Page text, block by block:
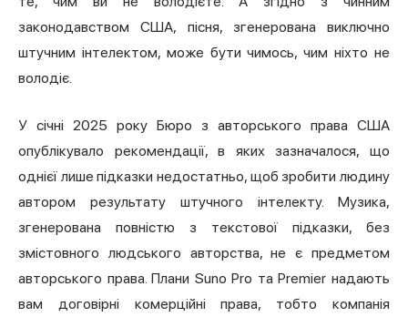
законодавством США, пісня, згенерована виключно
штучним інтелектом, може бути чимось, чим ніхто не
володіє.
У січні 2025 року Бюро з авторського права США
опублікувало рекомендації,в яких зазначалося, що
однієї лише підказки недостатньо, щоб зробити людину
автором результату штучного інтелекту. Музика,
згенерована повністю з текстової підказки, без
змістовного людського авторства, не є предметом
авторського права. Плани Suno Pro та Premier надають
вам договірні комерційні права, тобто компанія